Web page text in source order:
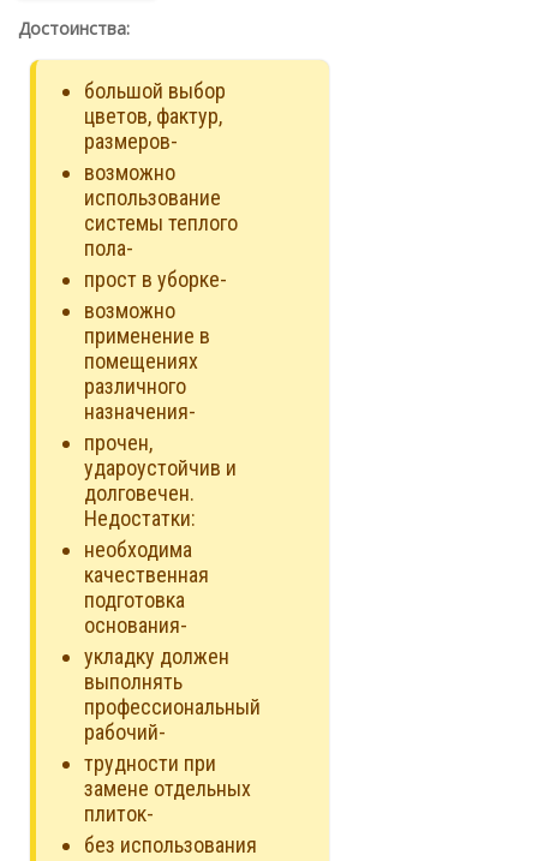
Достоинства:
большой выбор
цветов, фактур,
размеров-
возможно
использование
системы теплого
пола-
прост в уборке-
возможно
применение в
помещениях
различного
назначения-
прочен,
удароустойчив и
долговечен.
Недостатки:
необходима
качественная
подготовка
основания-
укладку должен
выполнять
профессиональный
рабочий-
трудности при
замене отдельных
плиток-
без использования